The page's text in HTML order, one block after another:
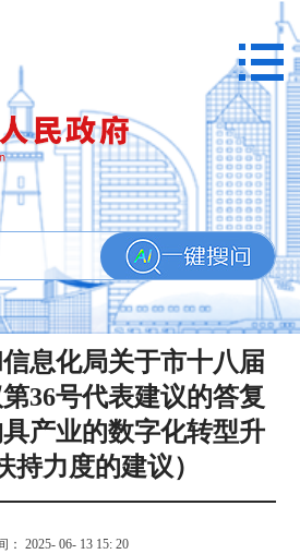
息化局关于市十八届
36号代表建议的答复
具产业的数字化转型升
持力度的建议）
： 2025- 06- 13 15: 20